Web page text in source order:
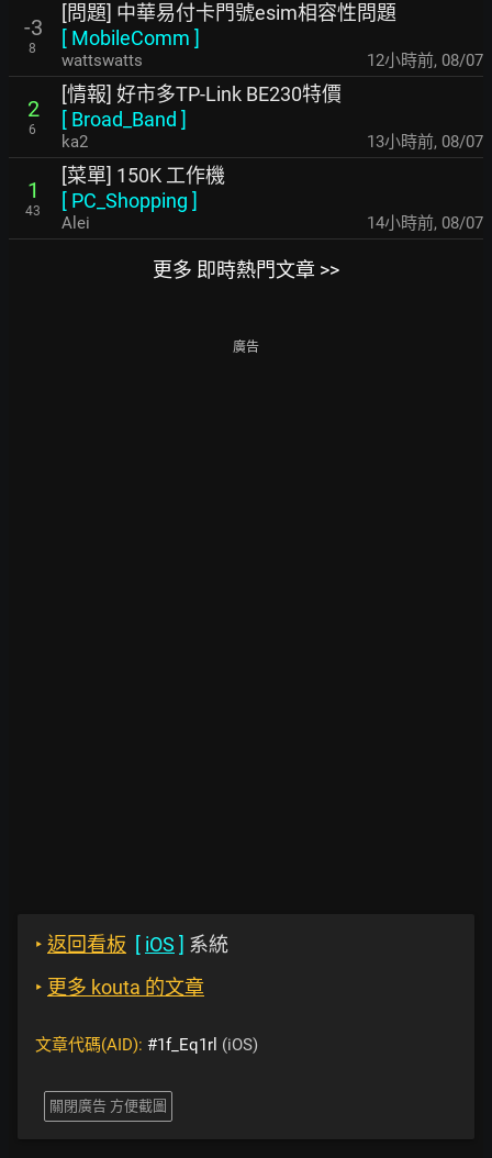
-3
8
[問題] 中華易付卡門號esim相容性問題
[ MobileComm ]
wattswatts 12小時前, 08/07
2
6
[情報] 好市多TP-Link BE230特價
[ Broad_Band ]
ka2 13小時前, 08/07
1
43
[菜單] 150K 工作機
[ PC_Shopping ]
Alei 14小時前, 08/07
更多 即時熱門文章 >>
廣告
‣ 返回看板 [ iOS ] 系統
‣ 更多 kouta 的文章
文章代碼(AID): #1f_Eq1rl (iOS)
關閉廣告 方便截圖